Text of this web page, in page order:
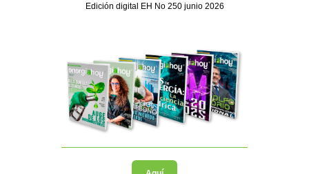
Edición digital EH No 250 junio 2026